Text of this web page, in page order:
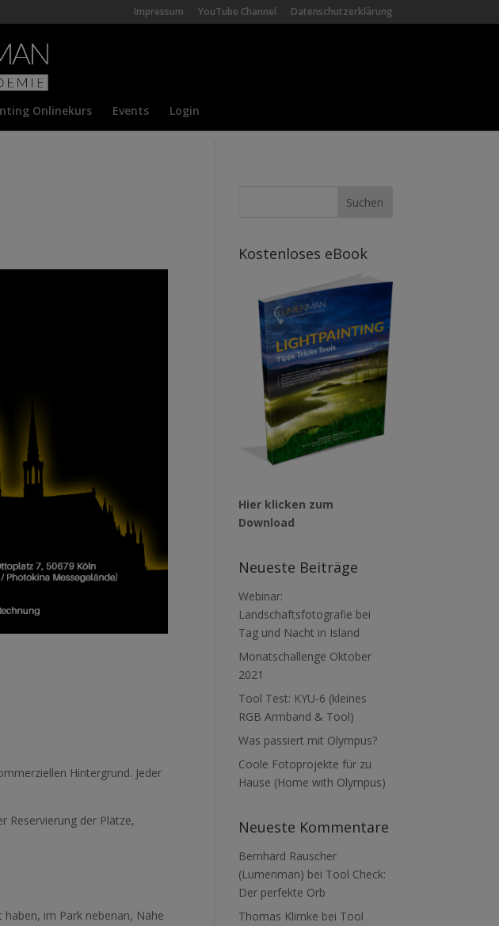
Impressum YouTube Channel Datenschutzerklärung
Onlinekurs Events Login
Hintergrund. Jeder
Reservierung der Plätze,
im Park nebenan, Nähe
Kostenloses eBook
Hier klicken zum
Download
Neueste Beiträge
Webinar:
Landschaftsfotografie bei
Tag und Nacht in Island
Monatschallenge Oktober
2021
Tool Test: KYU-6 (kleines
RGB Armband & Tool)
Was passiert mit Olympus?
Coole Fotoprojekte für zu
Hause (Home with Olympus)
Neueste Kommentare
Bernhard Rauscher
(Lumenman) bei Tool Check:
Der perfekte Orb
Thomas Klimke bei Tool